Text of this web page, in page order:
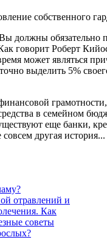
собственного
должны обязательно
говорит Роберт
может являться
выделить 5%
в семейном
еще банки,
другая история...
отравлений и
Как
советы